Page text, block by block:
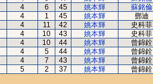
4 6 45 姚本輝 蘇銘倫
4 1 45 姚本輝 鄧迪
4 11 42 姚本輝 史科菲
4 10 43 姚本輝 史科菲
4 10 44 姚本輝 曾錦銓
4 5 44 姚本輝 曾錦銓
4 7 43 姚本輝 曾錦銓
5 2 37 姚本輝 曾錦銓